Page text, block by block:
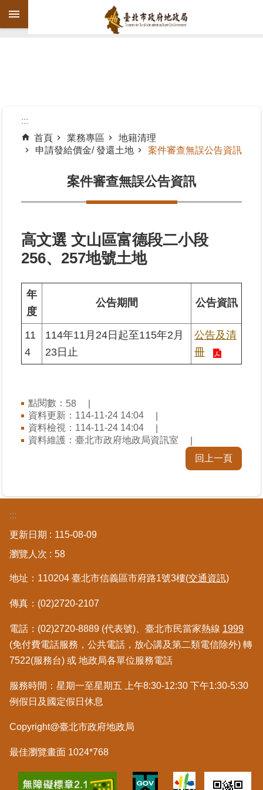
跳到主要內容區塊
機
告
資
訊
業
務
專
區
詢
網
路
業
區
合
訊
熱
門
關
字
都
地
資
:::
首頁
業務專區
地籍清理
申請發給價金/ 發還土地
案件審查無誤公告資訊
案件審查無誤公告資訊
高文選 文山區富德段二小段
256、257地號土地
年
度
公告期間 公告資訊
11
4
114年11月24日起至115年2月
23日止
公告及清
冊
點閱數： 58
資料更新：114-11-24 14:04
資料檢視：114-11-24 14:04
資料維護：臺北市政府地政局資訊室
回上一頁
:::
更新日期
115-08-09
瀏覽人次
58
地址：110204 臺北市信義區市府路1號3樓(交通資訊)
傳真：(02)2720-2107
電話：(02)2720-8889 (代表號)、臺北市民當家熱線 1999
(免付費電話服務，公共電話，放心講及第二類電信除外) 轉
7522(服務台) 或 地政局各單位服務電話
服務時間：星期一至星期五 上午8:30-12:30 下午1:30-5:30
例假日及國定假日休息
Copyright@臺北市政府地政局
最佳瀏覽畫面 1024*768